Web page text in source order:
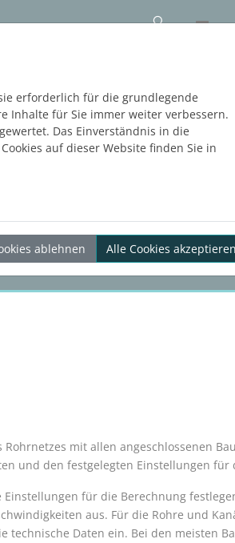
KOSTENLOS TESTEN
mit allen angeschlossenen
und den festgelegten Einstellungen
für die Berechnung
aus. Für die Rohre und
technische Daten ein. Bei den meisten
erforderlich für die grundlegende
Inhalte für Sie immer weiter verbessern.
Das Einverständnis in die
auf dieser Website finden Sie in
ablehnen Alle Cookies akzeptieren